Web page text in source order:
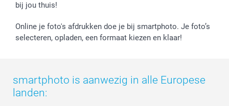
bij jou thuis!
Online je foto's afdrukken doe je bij smartphoto. Je foto’s
selecteren, opladen, een formaat kiezen en klaar!
smartphoto is aanwezig in alle Europese
landen: